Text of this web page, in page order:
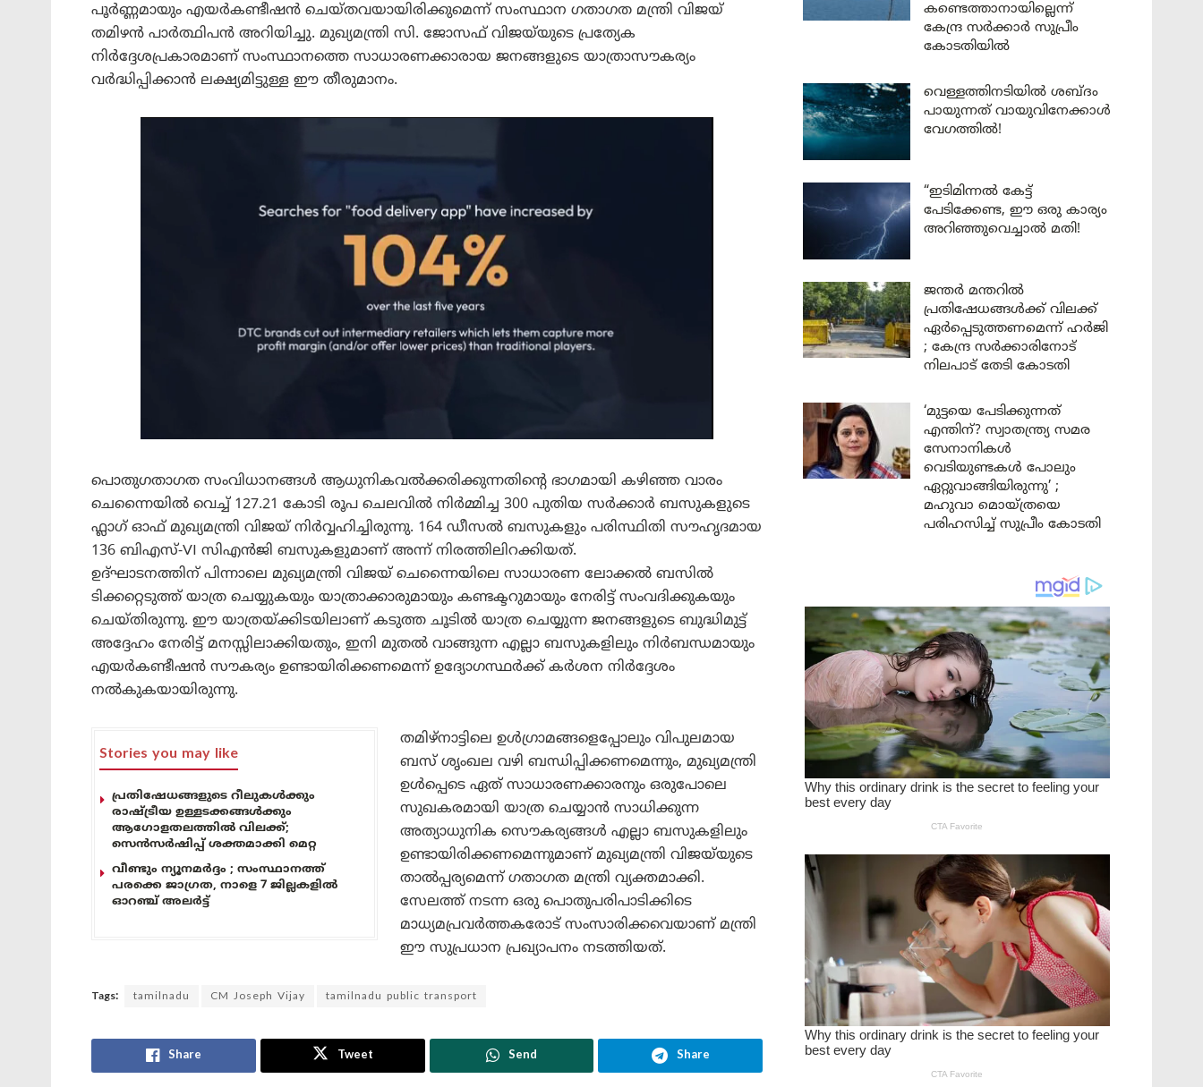
പൂർണ്ണമായും എയർകണ്ടീഷൻ ചെയ്തവയായിരിക്കുമെന്ന് സംസ്ഥാന ഗതാഗത മന്ത്രി വിജയ്
തമിഴൻ പാർത്ഥിപൻ അറിയിച്ചു. മുഖ്യമന്ത്രി സി. ജോസഫ് വിജയ്‍യുടെ പ്രത്യേക
നിർദ്ദേശപ്രകാരമാണ് സംസ്ഥാനത്തെ സാധാരണക്കാരായ ജനങ്ങളുടെ യാത്രാസൗകര്യം
വർദ്ധിപ്പിക്കാൻ ലക്ഷ്യമിട്ടുള്ള ഈ തീരുമാനം.
പൊതുഗതാഗത സംവിധാനങ്ങൾ ആധുനികവൽക്കരിക്കുന്നതിന്റെ ഭാഗമായി കഴിഞ്ഞ വാരം
ചെന്നൈയിൽ വെച്ച് 127.21 കോടി രൂപ ചെലവിൽ നിർമ്മിച്ച 300 പുതിയ സർക്കാർ ബസുകളുടെ
ഫ്ലാഗ് ഓഫ് മുഖ്യമന്ത്രി വിജയ് നിർവ്വഹിച്ചിരുന്നു. 164 ഡീസൽ ബസുകളും പരിസ്ഥിതി സൗഹൃദമായ
136 ബിഎസ്-VI സിഎൻജി ബസുകളുമാണ് അന്ന് നിരത്തിലിറക്കിയത്.
​ഉദ്ഘാടനത്തിന് പിന്നാലെ മുഖ്യമന്ത്രി വിജയ് ചെന്നൈയിലെ സാധാരണ ലോക്കൽ ബസിൽ
ടിക്കറ്റെടുത്ത് യാത്ര ചെയ്യുകയും യാത്രാക്കാരുമായും കണ്ടക്ടറുമായും നേരിട്ട് സംവദിക്കുകയും
ചെയ്തിരുന്നു. ഈ യാത്രയ്ക്കിടയിലാണ് കടുത്ത ചൂടിൽ യാത്ര ചെയ്യുന്ന ജനങ്ങളുടെ ബുദ്ധിമുട്ട്
അദ്ദേഹം നേരിട്ട് മനസ്സിലാക്കിയതും, ഇനി മുതൽ വാങ്ങുന്ന എല്ലാ ബസുകളിലും നിർബന്ധമായും
എയർകണ്ടീഷൻ സൗകര്യം ഉണ്ടായിരിക്കണമെന്ന് ഉദ്യോഗസ്ഥർക്ക് കർശന നിർദ്ദേശം
നൽകുകയായിരുന്നു.
Stories you may like
പ്രതിഷേധങ്ങളുടെ റീലുകൾക്കും
രാഷ്ട്രീയ ഉള്ളടക്കങ്ങൾക്കും
ആഗോളതലത്തിൽ വിലക്ക്;
സെൻസർഷിപ്പ് ശക്തമാക്കി മെറ്റ
വീണ്ടും ന്യൂനമർദ്ദം ; സംസ്ഥാനത്ത്
പരക്കെ ജാഗ്രത, നാളെ 7 ജില്ലകളിൽ
ഓറഞ്ച് അലർട്ട്
തമിഴ്‌നാട്ടിലെ ഉൾഗ്രാമങ്ങളെപ്പോലും വിപുലമായ
ബസ് ശൃംഖല വഴി ബന്ധിപ്പിക്കണമെന്നും, മുഖ്യമന്ത്രി
ഉൾപ്പെടെ ഏത് സാധാരണക്കാരനും ഒരുപോലെ
സുഖകരമായി യാത്ര ചെയ്യാൻ സാധിക്കുന്ന
അത്യാധുനിക സൌകര്യങ്ങൾ എല്ലാ ബസുകളിലും
ഉണ്ടായിരിക്കണമെന്നുമാണ് മുഖ്യമന്ത്രി വിജയ്‍യുടെ
താൽപ്പര്യമെന്ന് ഗതാഗത മന്ത്രി വ്യക്തമാക്കി.
സേലത്ത് നടന്ന ഒരു പൊതുപരിപാടിക്കിടെ
മാധ്യമപ്രവർത്തകരോട് സംസാരിക്കവെയാണ് മന്ത്രി
ഈ സുപ്രധാന പ്രഖ്യാപനം നടത്തിയത്.
Tags: tamilnadu CM Joseph Vijay tamilnadu public transport
Share Tweet Send Share
കണ്ടെത്താനായില്ലെന്ന്
കേന്ദ്ര സർക്കാർ സുപ്രീം
കോടതിയിൽ
വെള്ളത്തിനടിയിൽ ശബ്ദം
പായുന്നത് വായുവിനേക്കാൾ
വേഗത്തിൽ!
“ഇടിമിന്നൽ കേട്ട്
പേടിക്കേണ്ട, ഈ ഒരു കാര്യം
അറിഞ്ഞുവെച്ചാൽ മതി!
ജന്തർ മന്തറിൽ
പ്രതിഷേധങ്ങൾക്ക് വിലക്ക്
ഏർപ്പെടുത്തണമെന്ന് ഹർജി
; കേന്ദ്ര സർക്കാരിനോട്
നിലപാട് തേടി കോടതി
‘മുട്ടയെ പേടിക്കുന്നത്
എന്തിന്? സ്വാതന്ത്ര്യ സമര
സേനാനികൾ
വെടിയുണ്ടകൾ പോലും
ഏറ്റുവാങ്ങിയിരുന്നു’ ;
മഹുവാ മൊയ്ത്രയെ
പരിഹസിച്ച് സുപ്രീം കോടതി